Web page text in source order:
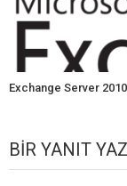
Exchange Server
BIR YANIT